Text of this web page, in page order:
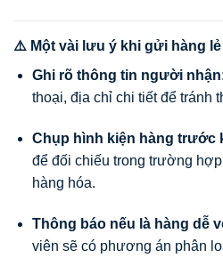
⚠️ Một vài lưu ý khi gửi hàng
Ghi rõ thông tin người nhận
thoại, địa chỉ chi tiết để tránh
Chụp hình kiện hàng trước
để đối chiếu trong trường
hàng hóa.
Thông báo nếu là hàng dễ
viên sẽ có phương án phân